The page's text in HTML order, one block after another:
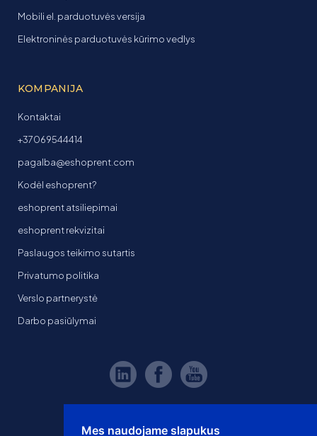
Mes naudojame slapukus
Mobili el. parduotuvės versija
Elektroninės parduotuvės kūrimo vedlys
KOMPANIJA
Kontaktai
+37069544414
pagalba@eshoprent.com
Kodėl eshoprent?
eshoprent atsiliepimai
eshoprent rekvizitai
Paslaugos teikimo sutartis
Privatumo politika
Verslo partnerystė
Darbo pasiūlymai